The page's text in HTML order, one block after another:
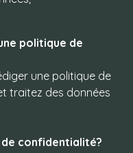
politique de
confidentialité?